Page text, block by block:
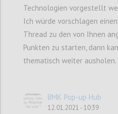
Technologien
in Zeiten
Distanzhaltens
Technologien vorgestellt
Ich würde vorschlagen
Thread zu den von Ihnen
Punkten zu starten, dann
thematisch weiter ausholen.
BMK Pop-up Hub
12.01.2021 - 10:39